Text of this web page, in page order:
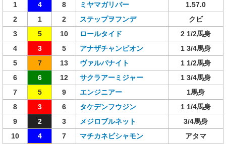
1 4 8 ミヤマガリバー
1.57.0
2
1 2 ステップヲフンデ
クビ
3
5 10 ロールタイド
2 1/2馬身
4
3 5 アナザチャンピオン
1 3/4馬身
5
7 13 ヴァルパナイト
1 1/2馬身
6
6 12 サクラアーミジャー
1 3/4馬身
7
5 9 エンジニアー
1馬身
8
3 6 タケデンフウジン
1 1/4馬身
9
2 3 メジロブルネット
3/4馬身
10
4 7 マチカネビシャモン
アタマ